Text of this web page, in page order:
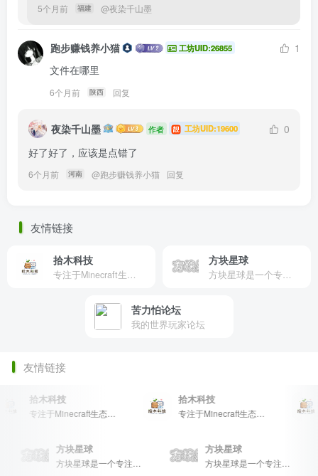
5个月前 福建 @夜染千山墨
跑步赚钱养小猫 工坊UID:26855
1
文件在哪里
6个月前 陕西 回复
夜染千山墨 作者 工坊UID:19600
0
好了好了，应该是点错了
6个月前 河南 @跑步赚钱养小猫 回复
友情链接
拾木科技
专注于Minecraft生态建设
方块星球
方块星球是一个专注于我的世界的中文论坛，提供丰富的资源分享、玩家交流和创意展示，包括地图、皮肤、数据包等内容，打造Minecraft玩家的专属社区乐园！
苦力怕论坛
我的世界玩家论坛
友情链接
拾木科技
专注于Minecraft生态建设
拾木科技
专注于Minecraft生态建设
方块星球 方块星球